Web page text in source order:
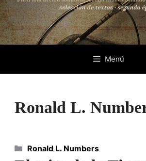
Menú
Ronald L.
Categorías
Ronald L. Numbers